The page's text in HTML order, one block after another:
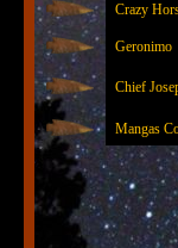
Crazy
Geronimo
Chief
Mangas